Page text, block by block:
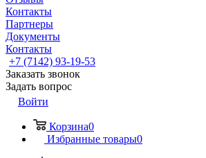
Контакты
Партнеры
Документы
Контакты
+7 (7142) 93-19-53
Заказать звонок
Задать вопрос
Войти
Корзина0
Избранные товары0